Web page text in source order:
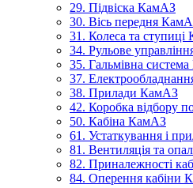
29. Підвіска КамАЗ
30. Вісь передня
31. Колеса та
34. Рульове
35. Гальмівна
37.
38. Прилади КамАЗ
42. Коробка відбору
50. Кабіна КамАЗ
61. Устаткування і
81. Вентиляція та
82. Приналежності
84. Оперення кабіни